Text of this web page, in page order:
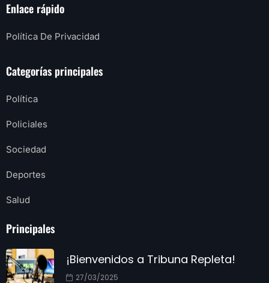
Enlace rápido
Política De Privacidad
Categorías principales
Política
Policiales
Sociedad
Deportes
Salud
Principales
¡Bienvenidos a Tribuna Repleta!
27/03/2025